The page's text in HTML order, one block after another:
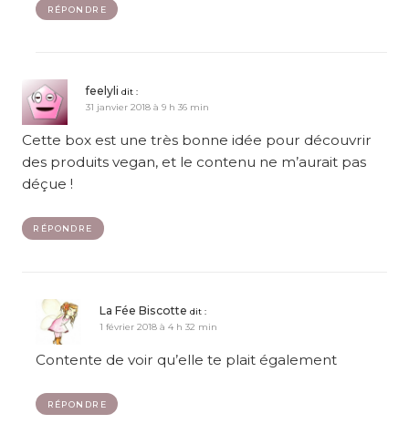
RÉPONDRE
feelyli dit :
31 janvier 2018 à 9 h 36 min
Cette box est une très bonne idée pour découvrir
des produits vegan, et le contenu ne m’aurait pas
déçue !
RÉPONDRE
La Fée Biscotte dit :
1 février 2018 à 4 h 32 min
Contente de voir qu’elle te plait également
RÉPONDRE